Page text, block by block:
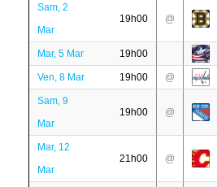
Sam, 2
Mar
19h00 @
Mar, 5 Mar 19h00
Ven, 8 Mar 19h00 @
Sam, 9
Mar
19h00 @
Mar, 12
Mar
21h00 @